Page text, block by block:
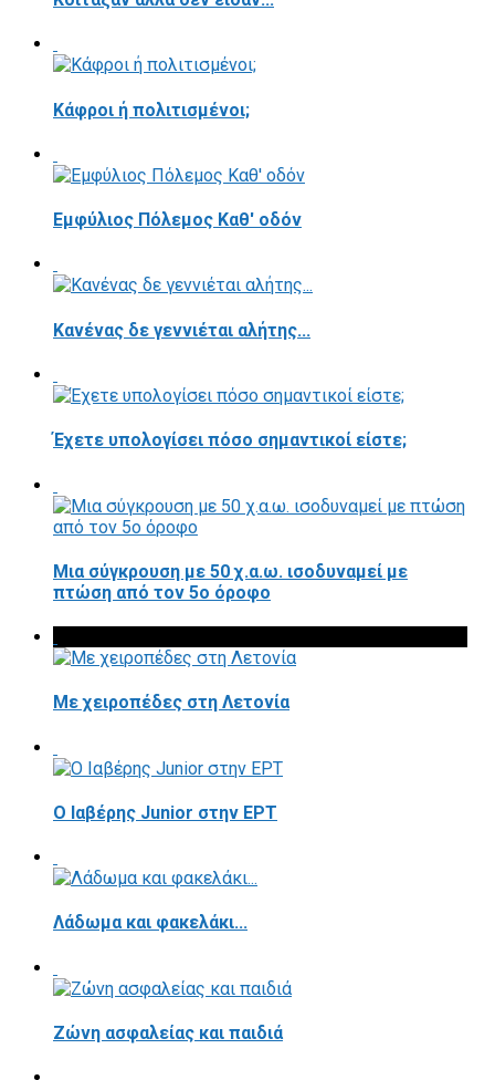
Κάφροι ή πολιτισμένοι;
Εμφύλιος Πόλεμος Καθ' οδόν
Κανένας δε γεννιέται αλήτης...
Έχετε υπολογίσει πόσο σημαντικοί είστε;
Μια σύγκρουση με 50 χ.α.ω. ισοδυναμεί με
πτώση από τον 5ο όροφο
Με χειροπέδες στη Λετονία
Ο Ιαβέρης Junior στην ΕΡΤ
Λάδωμα και φακελάκι...
Ζώνη ασφαλείας και παιδιά